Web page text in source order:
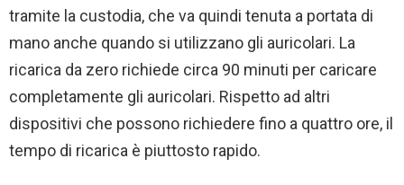
tramite la custodia, che va quindi tenuta a portata di
mano anche quando si utilizzano gli auricolari. La
ricarica da zero richiede circa 90 minuti per caricare
completamente gli auricolari. Rispetto ad altri
dispositivi che possono richiedere fino a quattro ore, il
tempo di ricarica è piuttosto rapido.